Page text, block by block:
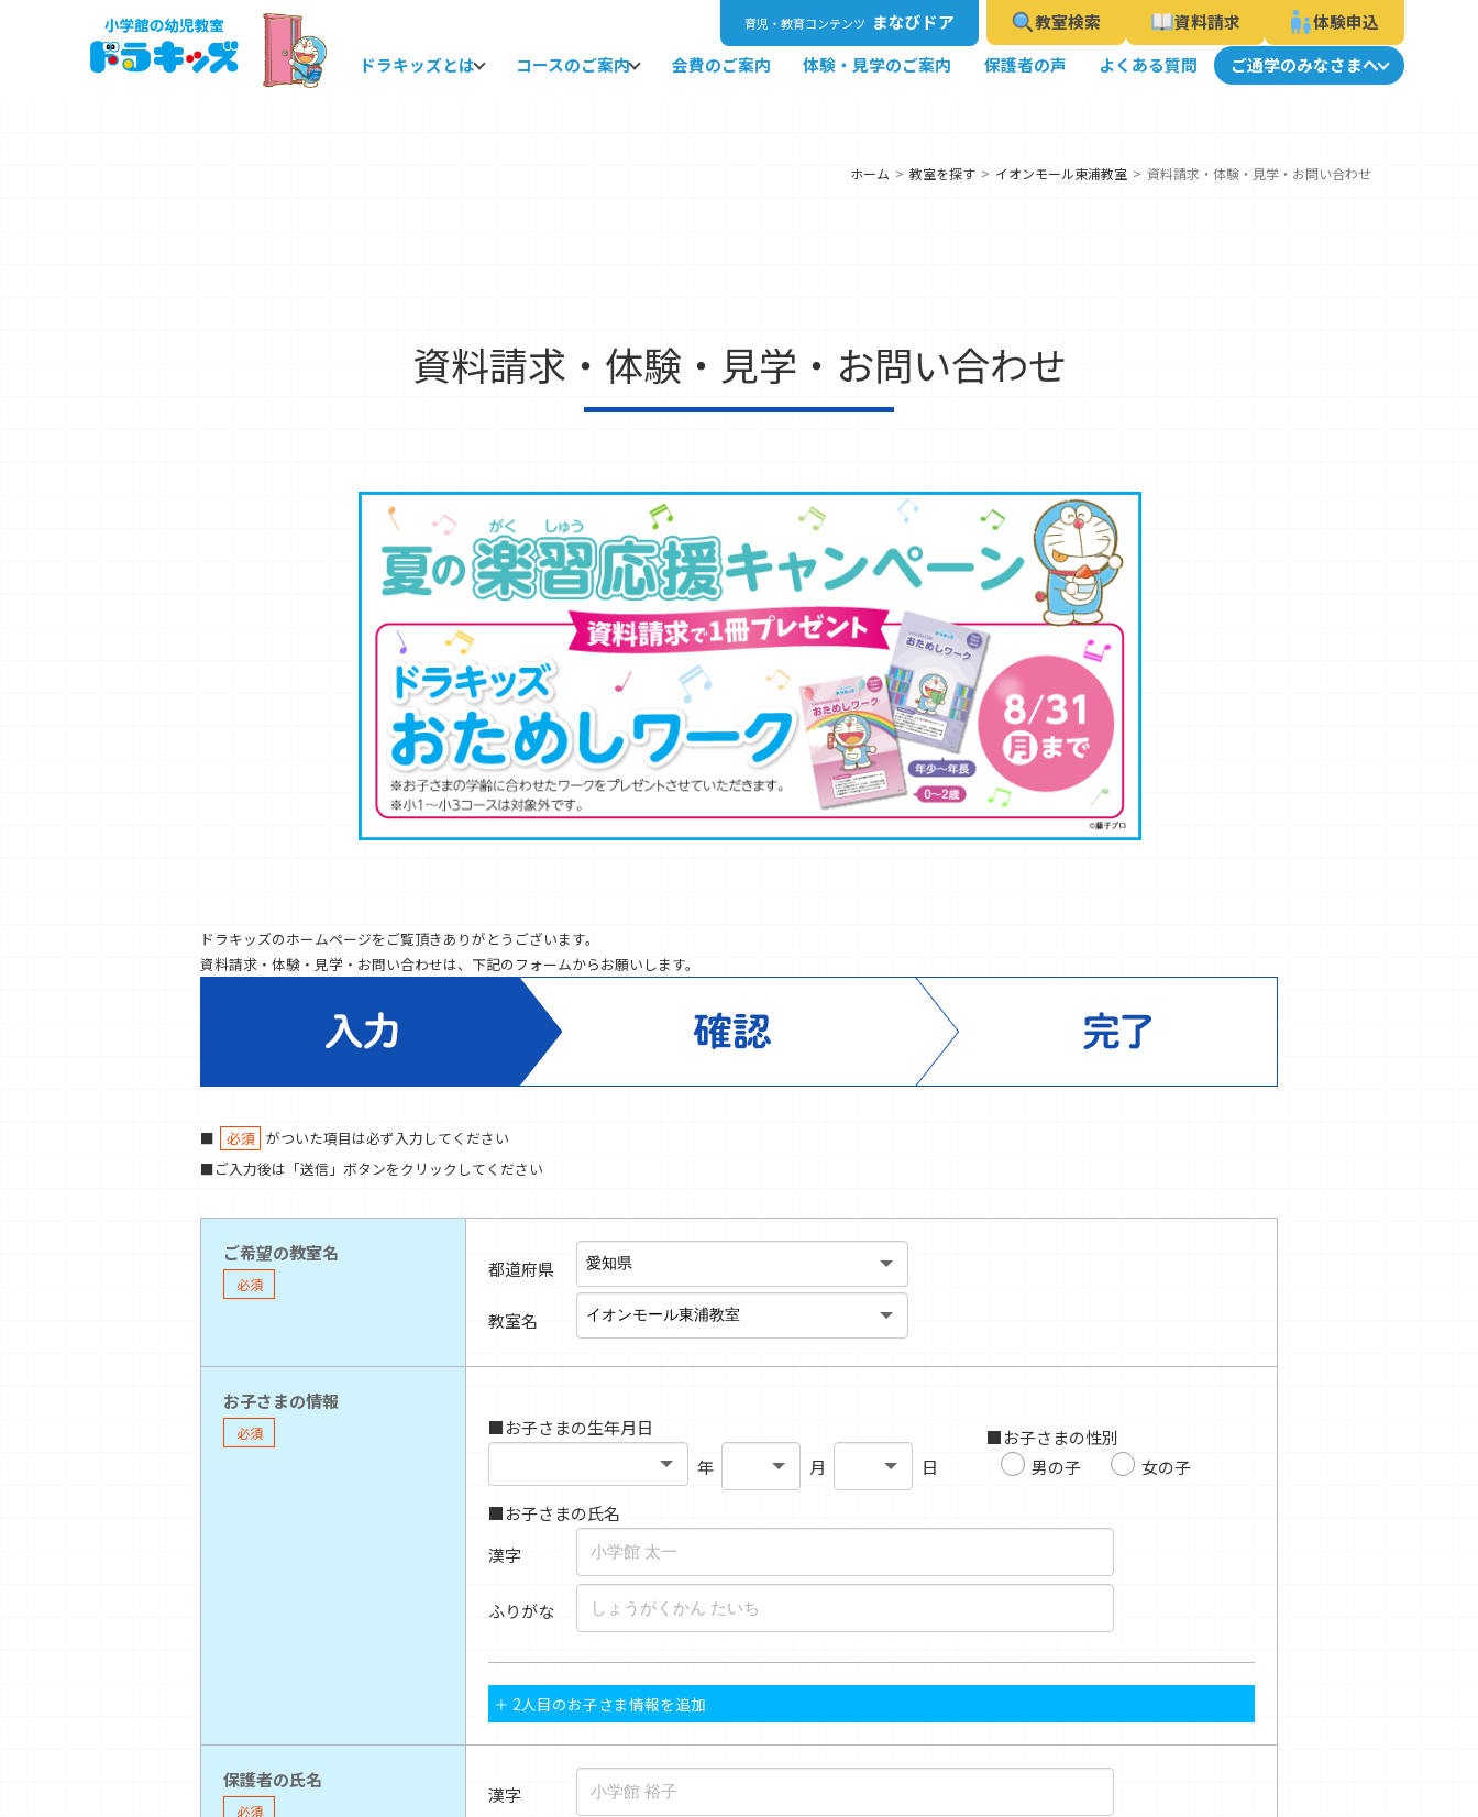
育児・教育コンテンツ まなびドア 教室検索 資料請求
体験申込
ドラキッズとは
コースのご案内 会費のご案内 体験・見学のご案内 保護者の声 よくある質問 ご通学のみなさまへ
ホーム 教室を探す イオンモール東浦教室 資料請求・体験・見学・お問い合わせ
資料請求・体験・見学・お問い合わせ
ドラキッズのホームページをご覧頂きありがとうございます。
資料請求・体験・見学・お問い合わせは、下記のフォームからお願いします。
■ 必須 がついた項目は必ず入力してください
■ご入力後は「送信」ボタンをクリックしてください
ご希望の教室名
必須
都道府県
教室名
お子さまの情報
必須
■お子さまの生年月日
年
月 日
■お子さまの性別
男の子
女の子
■お子さまの氏名
漢字
ふりがな
＋ 2人目のお子さま情報を追加
保護者の氏名
必須
漢字